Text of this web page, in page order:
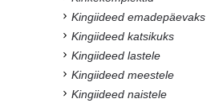
Kingiideed emadepäevaks
Kingiideed katsikuks
Kingiideed lastele
Kingiideed meestele
Kingiideed naistele